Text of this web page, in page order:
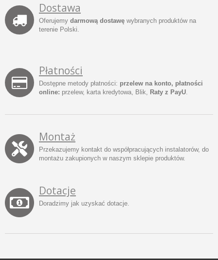
Dostawa
Oferujemy darmową dostawę wybranych produktów na
terenie Polski.
Płatności
Dostępne metody płatności: przelew na konto, płatności
online: przelew, karta kredytowa, Blik, Raty z PayU
Montaż
Przekazujemy kontakt do współpracujących instalatorów, do
montażu zakupionych w naszym sklepie produktów.
Dotacje
Doradzimy jak uzyskać dotacje.